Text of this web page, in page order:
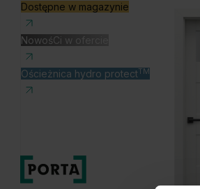
Dostępne w magazynie
NowośCi w ofercie
Ościeżnica hydro protectTM